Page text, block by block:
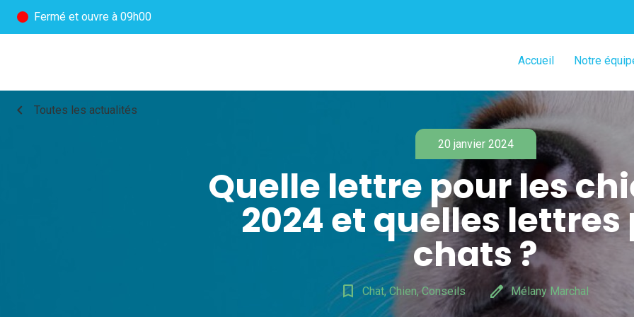
Fermé et ouvre à 09h00
Accueil Notre
chevron_left Toutes les actualités
20 janvier 2024
Quelle lettre pour les
2024 et quelles lettres
chats ?
bookmark_border Chat, Chien, Conseils edit Mélany Marchal